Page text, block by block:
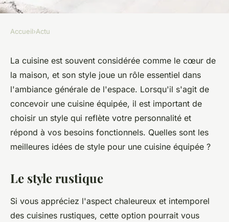
Six idées de style pour une
cuisine équipée
victoire•15 juin 2023•2 min de lecture
Accueil›Actu
La cuisine est souvent considérée comme le cœur de
la maison, et son style joue un rôle essentiel dans
l'ambiance générale de l'espace. Lorsqu'il s'agit de
concevoir une cuisine équipée, il est important de
choisir un style qui reflète votre personnalité et
répond à vos besoins fonctionnels. Quelles sont les
meilleures idées de style pour une cuisine équipée ?
Le style rustique
Si vous appréciez l'aspect chaleureux et intemporel
des cuisines rustiques, cette option pourrait vous